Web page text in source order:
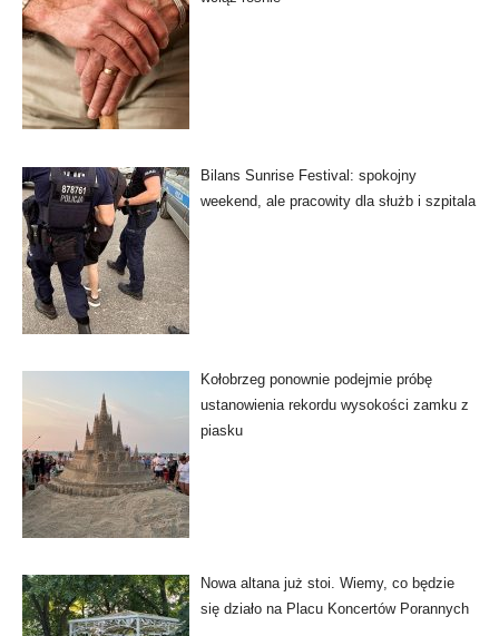
Bilans Sunrise Festival: spokojny
weekend, ale pracowity dla służb i szpitala
Kołobrzeg ponownie podejmie próbę
ustanowienia rekordu wysokości zamku z
piasku
Nowa altana już stoi. Wiemy, co będzie
się działo na Placu Koncertów Porannych